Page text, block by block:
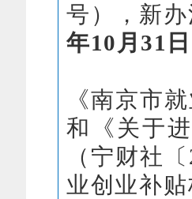
号），新
年10月31日
《南京市
和《关于
（宁财社
业创业补